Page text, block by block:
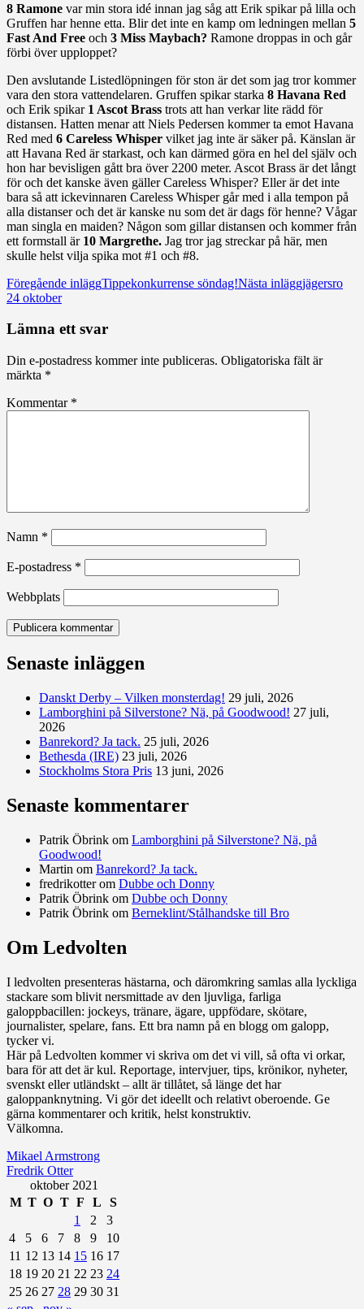
8 Ramone var min stora idé innan jag såg att Erik spikar på lilla och
Gruffen har henne etta. Blir det inte en kamp om ledningen mellan 5
Fast And Free och 3 Miss Maybach? Ramone droppas in och går
förbi över upploppet?
Den avslutande Listedlöpningen för ston är det som jag tror kommer
vara den stora vattendelaren. Gruffen spikar starka 8 Havana Red
och Erik spikar 1 Ascot Brass trots att han verkar lite rädd för
distansen. Hatten menar att Niels Pedersen kommer ta emot Havana
Red med 6 Careless Whisper vilket jag inte är säker på. Känslan är
att Havana Red är starkast, och kan därmed göra en hel del själv och
hon har bevisligen gått bra över 2200 meter. Ascot Brass är det långt
för och det kanske även gäller Careless Whisper? Eller är det inte
bara så att ickevinnaren Careless Whisper går med i alla tempon på
alla distanser och det är kanske nu som det är dags för henne? Vågar
man singla en maiden? Någon som gillar distansen och kommer från
ett formstall är 10 Margrethe. Jag tror jag streckar på här, men
skulle helst vilja spika mot #1 och #8.
Inläggsnavigering
Föregående inläggTippekonkurrense söndag!Nästa inläggjägersro
24 oktober
Lämna ett svar
Din e-postadress kommer inte publiceras. Obligatoriska fält är
märkta *
Kommentar *
Namn *
E-postadress *
Webbplats
Senaste inläggen
Danskt Derby – Vilken monsterdag! 29 juli, 2026
Lamborghini på Silverstone? Nä, på Goodwood! 27 juli,
2026
Banrekord? Ja tack. 25 juli, 2026
Bethesda (IRE) 23 juli, 2026
Stockholms Stora Pris 13 juni, 2026
Senaste kommentarer
Patrik Öbrink om Lamborghini på Silverstone? Nä, på
Goodwood!
Martin om Banrekord? Ja tack.
fredrikotterom Dubbe och Donny
Patrik Öbrink om Dubbe och Donny
Patrik Öbrink om Berneklint/Stålhandske till Bro
Om Ledvolten
I ledvolten presenteras hästarna, och däromkring samlas alla lyckliga
stackare som blivit nersmittade av den ljuvliga, farliga
galoppbacillen: jockeys, tränare, ägare, uppfödare, skötare,
journalister, spelare, fans. Ett bra namn på en blogg om galopp,
tycker vi.
Här på Ledvolten kommer vi skriva om det vi vill, så ofta vi orkar,
bara för att det är kul. Reportage, intervjuer, tips, krönikor, nyheter,
svenskt eller utländskt – allt är tillåtet, så länge det har
galoppanknytning. Vi gör det ideellt och relativt oberoende. Ge
gärna kommentarer och kritik, helst konstruktiv.
Välkomna.
Mikael Armstrong
Fredrik Otter
oktober 2021
M T O T F L
S
1
2
3
4
5 6 7 8 9
10
11 12 13 14 15 16 17
18 19 20 21 22 23 24
25 26 27 28 29 30 31